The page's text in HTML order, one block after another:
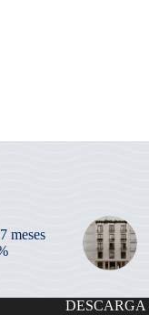
meses
DESCARGA